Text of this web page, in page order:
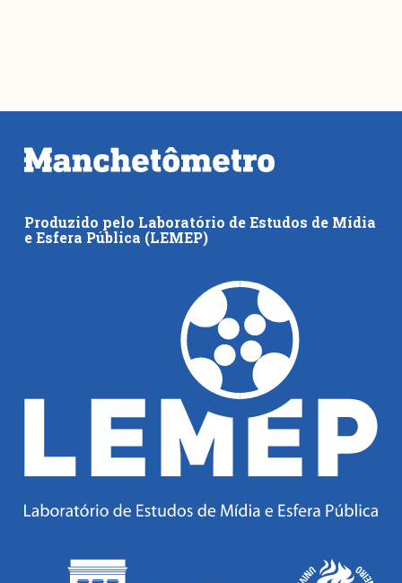
Produzido pelo Laboratório de Estudos de Mídia
e Esfera Pública (LEMEP)